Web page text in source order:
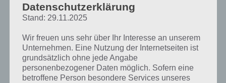
In Sonic Jump wurden die Grafiken des Ur-Sonic genommen und in
ein neues Spiel integriert. Zwar hat das Spielprinzip mit Sonic nichts
Modus gibt, wo es nicht bis ins unendliche geht, macht die Jagd auf
die 3 Medaillen sehr viel Spaß. Nicht immer ist es einfach innerhalb
einer bestimmten Zeit oben zu sein.
Zudem gibt es in Sonic Jump diverse Herausforderungen, die es zu
Datenschutzerklärung
Stand: 29.11.2025
Wir freuen uns sehr über Ihr Interesse an unserem
Unternehmen. Eine Nutzung der Internetseiten ist
grundsätzlich ohne jede Angabe
personenbezogener Daten möglich. Sofern eine
betroffene Person besondere Services unseres